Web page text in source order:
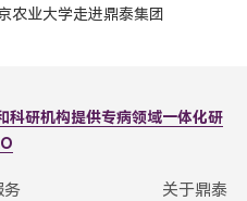
业大学走进鼎泰集团
科研机构提供专病领域一体化研
务 关于鼎泰